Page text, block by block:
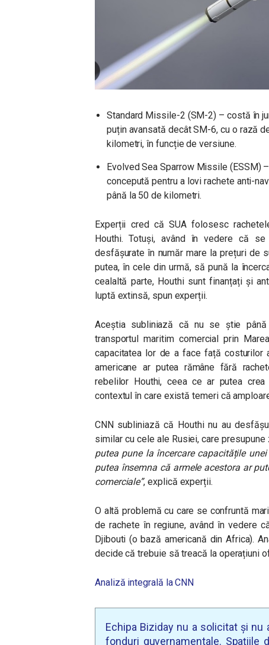
Standard Missile-2 (SM-2) – costă în
puțin avansată decât SM-6, cu o rază
kilometri, în funcție de versiune.
Evolved Sea Sparrow Missile (ESSM)
concepută pentru a lovi rachete anti-
până la 50 de kilometri.
Experții cred că SUA folosesc
Houthi. Totuși, având în vedere că
desfășurate în număr mare la prețuri de
putea, în cele din urmă, să pună la
cealaltă parte, Houthi sunt finanțați și
luptă extinsă, spun experții.
Aceștia subliniază că nu se știe
transportul maritim comercial prin
capacitatea lor de a face față costurilor
americane ar putea rămâne fără
rebelilor Houthi, ceea ce ar putea
contextul în care există temeri că
CNN subliniază că Houthi nu au
similar cu cele ale Rusiei, care
putea pune la încercare capacitățile
putea însemna că armele acestora ar
comerciale”, explică experții.
O altă problemă cu care se confruntă
de rachete în regiune, având în vedere
Djibouti (o bază americană din Africa).
decide că trebuie să treacă la operațiuni
Analiză integrală la CNN
Echipa Biziday nu a solicitat și
fonduri guvernamentale. Spațiile